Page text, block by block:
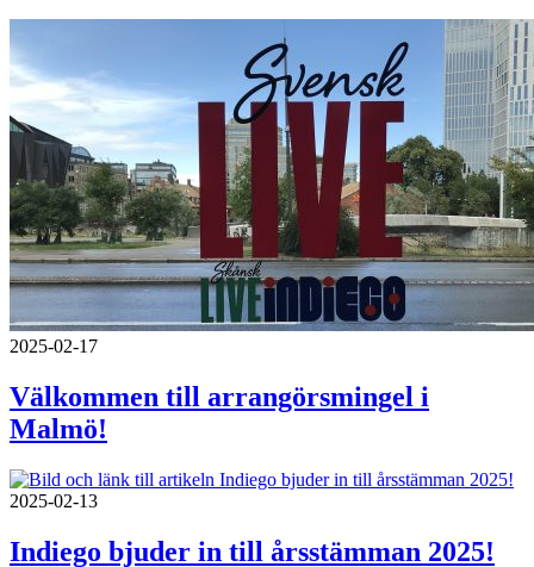
2025-02-17
Välkommen till arrangörsmingel i
Malmö!
2025-02-13
Indiego bjuder in till årsstämman 2025!